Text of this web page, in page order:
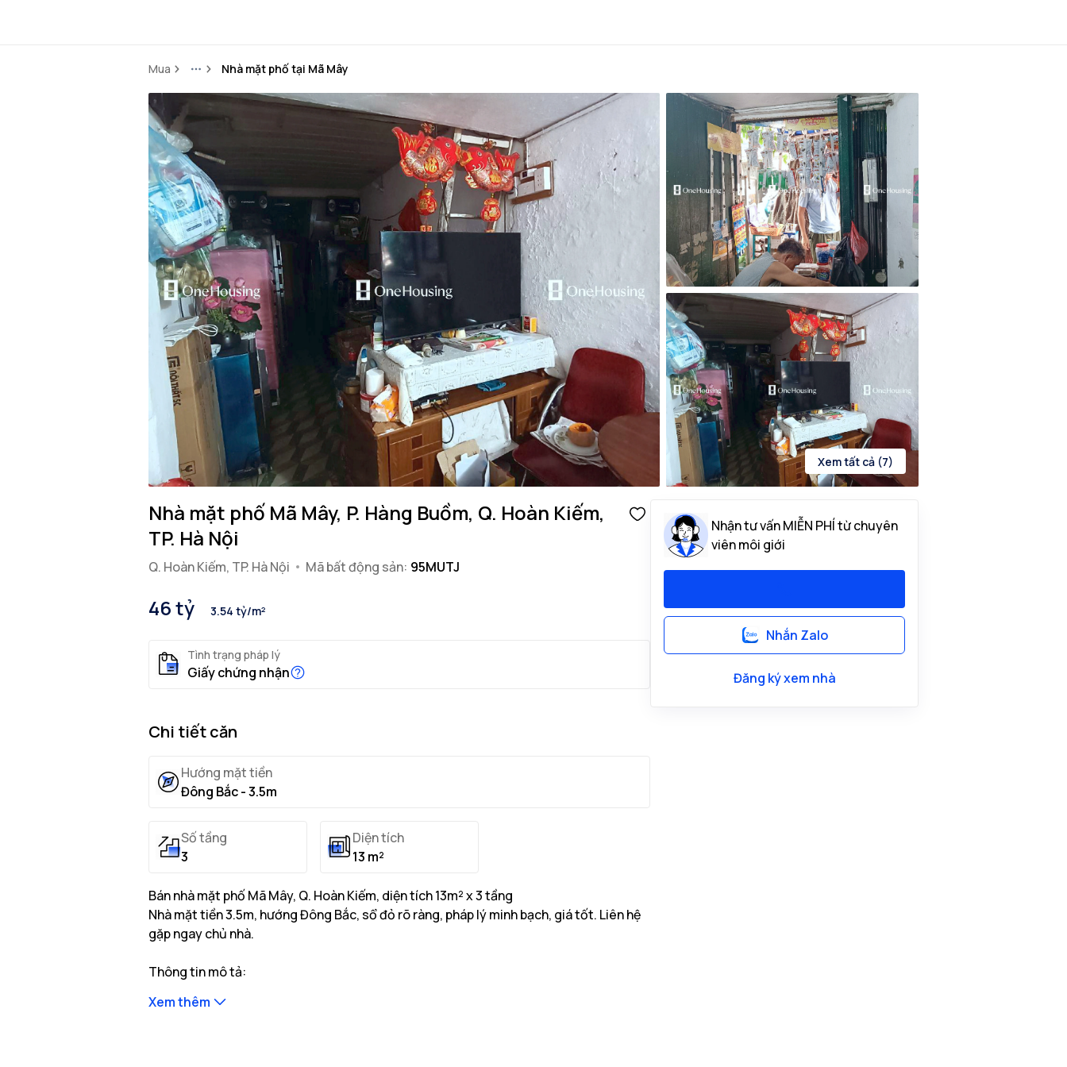
Mua MoreNhà mặt phố tại Mã Mây
Xem tất cả (7)
Nhà mặt phố Mã Mây, P. Hàng Buồm, Q. Hoàn Kiếm,
TP. Hà Nội
Q. Hoàn Kiếm, TP. Hà Nội Mã bất động sản: 95MUTJ
46 tỷ 3.54 tỷ/m²
Tình trạng pháp lý
Giấy chứng nhận
Chi tiết căn
Hướng mặt tiền
Đông Bắc - 3.5m
Số tầng
3
Diện tích
13 m²
Bán nhà mặt phố Mã Mây, Q. Hoàn Kiếm, diện tích 13m² x 3 tầng
Nhà mặt tiền 3.5m, hướng Đông Bắc, sổ đỏ rõ ràng, pháp lý minh bạch, giá tốt. Liên hệ
gặp ngay chủ nhà.
Thông tin mô tả:
Nhà mặt tiền 3.5m, hướng Đông Bắc, độ rộng ngõ tiếp giáp 5m
Xem thêm
Nhận tư vấn MIỄN PHÍ từ chuyên
viên môi giới
Nhắn Zalo
Đăng ký xem nhà